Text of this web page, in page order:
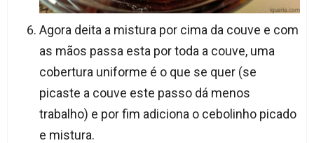
Agora deita a mistura por cima da couve e com
as mãos passa esta por toda a couve, uma
cobertura uniforme é o que se quer (se
picaste a couve este passo dá menos
trabalho) e por fim adiciona o cebolinho picado
e mistura.